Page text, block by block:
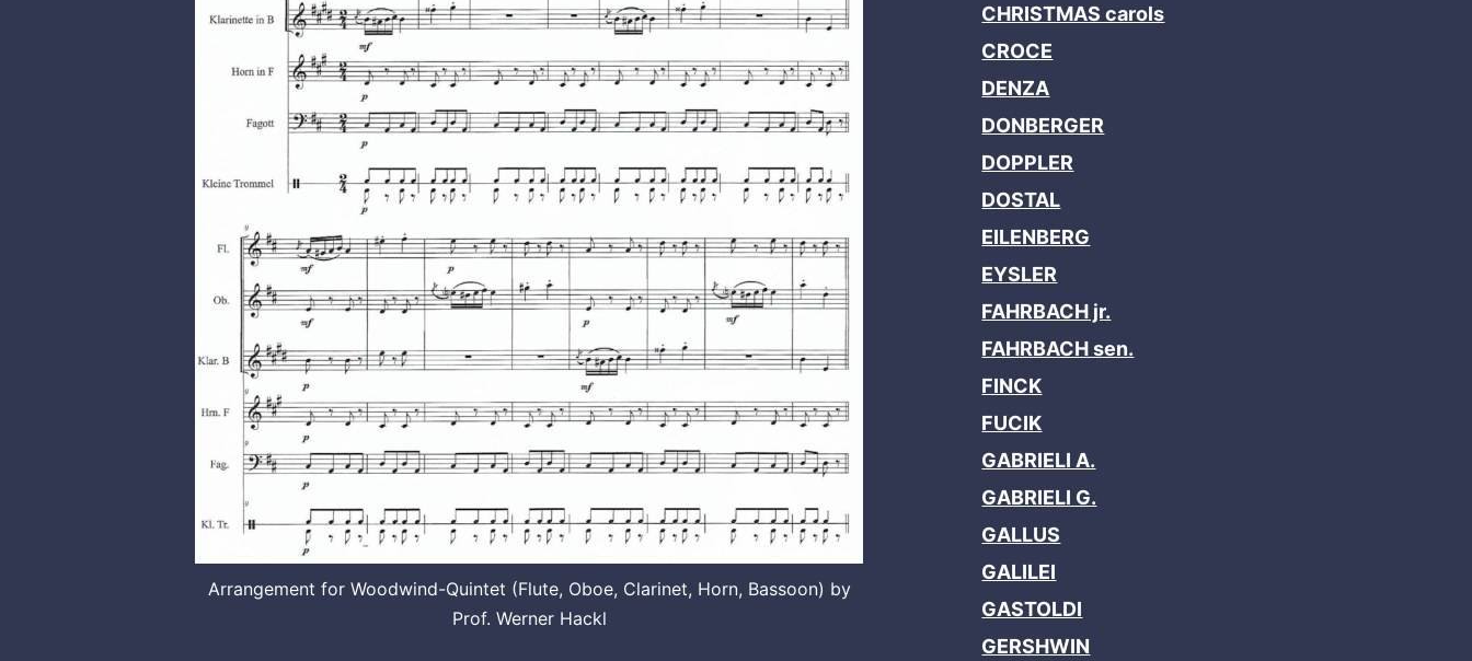
Arrangement for Woodwind-Quintet (Flute, Oboe, Clarinet, Horn, Bassoon) by
Prof. Werner Hackl
CHRISTMAS carols
CROCE
DENZA
DONBERGER
DOPPLER
DOSTAL
EILENBERG
EYSLER
FAHRBACH jr.
FAHRBACH sen.
FINCK
FUCIK
GABRIELI A.
GABRIELI G.
GALLUS
GALILEI
GASTOLDI
GERSHWIN